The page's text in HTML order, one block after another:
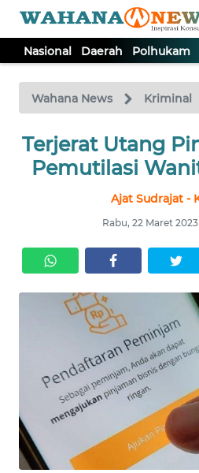
Nasional Daerah Polhukam
Wahana News Kriminal
Terjerat Utang
Pemutilasi
Ajat Sudrajat -
Rabu, 22 Maret 2023
TV
Tutup
NASIONAL
KRIMINAL
SAINS-TEKNO
KESEHATAN
INTERNASIONAL